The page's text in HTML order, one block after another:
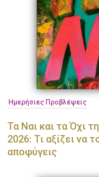
Ημερήσιες Προβλέψεις
Τα Ναι και τα Όχι
2026: Τι αξίζει να
αποφύγεις